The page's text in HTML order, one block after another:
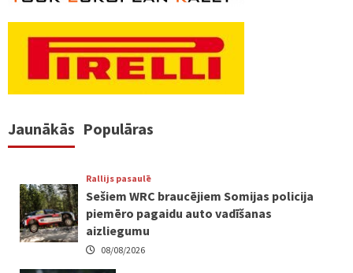
Jaunākās Populāras
Rallijs pasaulē
Sešiem WRC braucējiem Somijas policija
piemēro pagaidu auto vadīšanas
aizliegumu
08/08/2026